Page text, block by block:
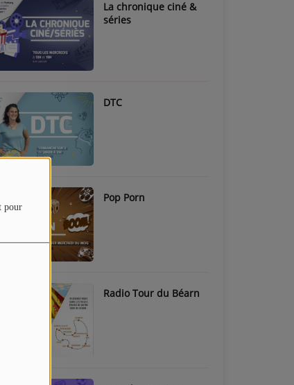
pour
La chronique ciné &
séries
DTC
Pop Porn
Radio Tour du Béarn